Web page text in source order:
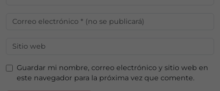
Guardar mi nombre, correo electrónico y sitio web en
este navegador para la próxima vez que comente.